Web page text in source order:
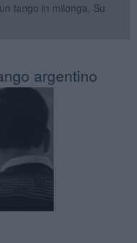
tango in milonga. Su
argentino